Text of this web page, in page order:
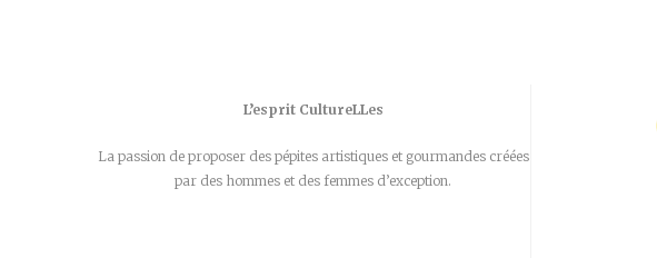
L’esprit CultureLLes
La passion de proposer des pépites artistiques et gourmandes créées
par des hommes et des femmes d’exception.